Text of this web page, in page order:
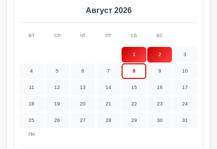
Август 2026
ПН
ВТ СР ЧТ ПТ СБ ВС
1 2 3
4 5 6 7 8 9 10
11 12 13 14 15 16 17
18 19 20 21 22 23 24
25 26 27 28 29 30 31